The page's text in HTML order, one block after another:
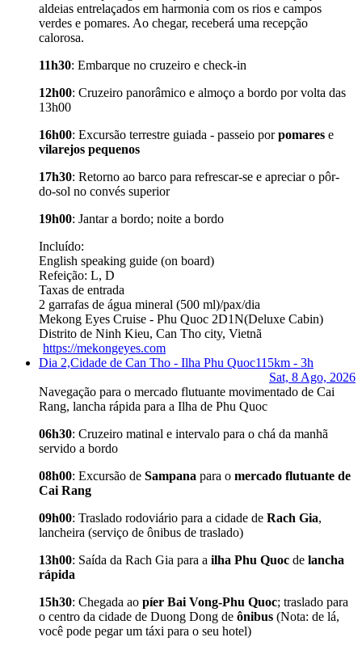
aldeias entrelaçados em harmonia com os rios e campos
verdes e pomares. Ao chegar, receberá uma recepção
calorosa.
11h30: Embarque no cruzeiro e check-in
12h00: Cruzeiro panorâmico e almoço a bordo por volta das
13h00
16h00: Excursão terrestre guiada - passeio porpomares e
vilarejos pequenos
17h30: Retorno ao barco para refrescar-se e apreciar o pôr-
do-sol no convés superior
19h00: Jantar a bordo; noite a bordo
Incluído:
English speaking guide (on board)
Refeição: L, D
Taxas de entrada
2 garrafas de água mineral (500 ml)/pax/dia
Mekong Eyes Cruise - Phu Quoc 2D1N(Deluxe Cabin)
Distrito de Ninh Kieu, Can Tho city, Vietnã
https://mekongeyes.com
Dia 2,Cidade de Can Tho - Ilha Phu Quoc115km - 3h
Sat, 8 Ago, 2026
Navegação para o mercado flutuante movimentado de Cai
Rang, lancha rápida para a Ilha de Phu Quoc
06h30: Cruzeiro matinal e intervalo para o chá da manhã
servido a bordo
08h00: Excursão de Sampana para o mercado flutuante de
Cai Rang
09h00: Traslado rodoviário para a cidade de Rach Gia,
lancheira (serviço de ônibus de traslado)
13h00: Saída da Rach Gia para a ilha Phu Quoc de lancha
rápida
15h30: Chegada ao píer Bai Vong-Phu Quoc; traslado para
o centro da cidade de Duong Dong de ônibus (Nota: de lá,
você pode pegar um táxi para o seu hotel)